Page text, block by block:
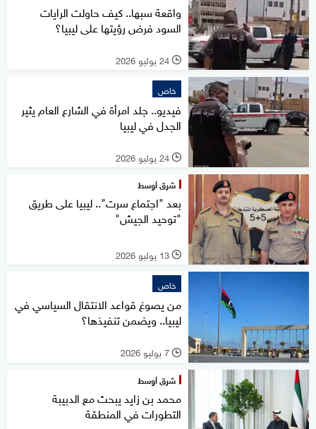
واقعة سبها.. كيف حاولت الرايات
السود فرض رؤيتها على ليبيا؟
l 24 يوليو 2026
خاص
فيديو.. جلد امرأة في الشارع العام يثير
الجدل في ليبيا
l 24 يوليو 2026
شرق أوسط
بعد "اجتماع سرت".. ليبيا على طريق
"توحيد الجيش"
l 13 يوليو 2026
خاص
من يصوغ قواعد الانتقال السياسي في
ليبيا.. ويضمن تنفيذها؟
l 7 يوليو 2026
شرق أوسط
محمد بن زايد يبحث مع الدبيبة
التطورات في المنطقة